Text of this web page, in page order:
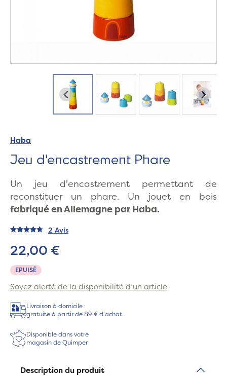
Haba
Jeu d'encastrement Phare
Un jeu d'encastrement permettant de
reconstituer un phare. Un jouet en bois
fabriqué en Allemagne par Haba.
2 Avis
EPUISÉ
22,00 €
Soyez alerté de la disponibilité d’un article
Livraison à domicile :
gratuite à partir de 89 € d'achat
Disponible dans votre
magasin de Quimper
Description du produit